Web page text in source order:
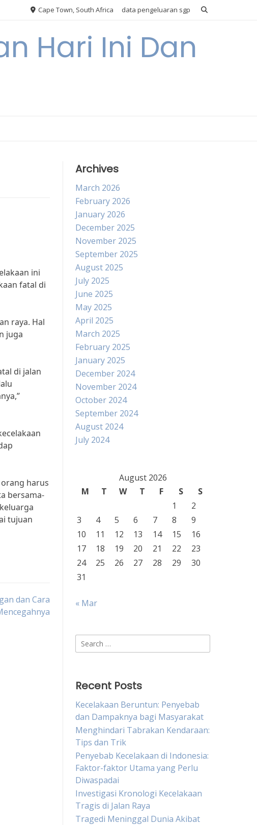
Cape Town, South Africa data pengeluaran sgp
Hari Ini Dan
ini
fatal di
raya. Hal
juga
di jalan
harus
bersama-
tujuan
dan Cara
Archives
March 2026
February 2026
January 2026
December 2025
November 2025
September 2025
August 2025
July 2025
June 2025
May 2025
April 2025
March 2025
February 2025
January 2025
December 2024
November 2024
October 2024
September 2024
August 2024
July 2024
August 2026
M
T W T F S
S
1
2
3
4 5 6 7 8
9
10
11 12 13 14 15
16
17
18 19 20 21 22
23
24
25 26 27 28 29
30
31
« Mar
Search
for:
Recent Posts
Kecelakaan Beruntun: Penyebab
dan Dampaknya bagi Masyarakat
Menghindari Tabrakan Kendaraan:
Tips dan Trik
Penyebab Kecelakaan di Indonesia:
Faktor-faktor Utama yang Perlu
Diwaspadai
Investigasi Kronologi Kecelakaan
Tragis di Jalan Raya
Tragedi Meninggal Dunia Akibat